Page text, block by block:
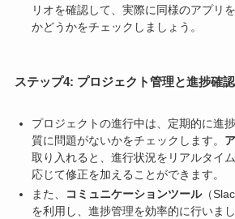
リオを確認して、実際に同様のアプリ
かどうかをチェックしましょう。
ステップ4: プロジェクト管理と進捗確認
プロジェクトの進行中は、定期的に進
質に問題がないかをチェックします。
取り入れると、進行状況をリアルタイ
応じて修正を加えることができます。
また、
コミュニケーションツール（
を利用し、進捗管理を効率的に行いまし